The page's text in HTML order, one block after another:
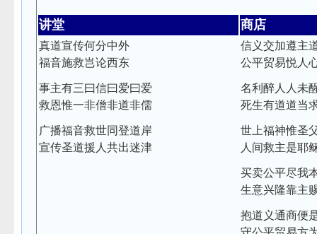
讲堂 商店
真道宣传何分中外
福音施救岂论西东
事主有三曰信曰爱曰爱
救恩惟一非僧非道非儒
广播福音救世同登道岸
宣传圣道援人共出迷津
信义交加遵主
公平贸易悦人
名利醉人人未
死生有道道当
世上福神惟圣
人间救主是耶
买卖公平尽我
生意兴隆靠主
抱道义通商便